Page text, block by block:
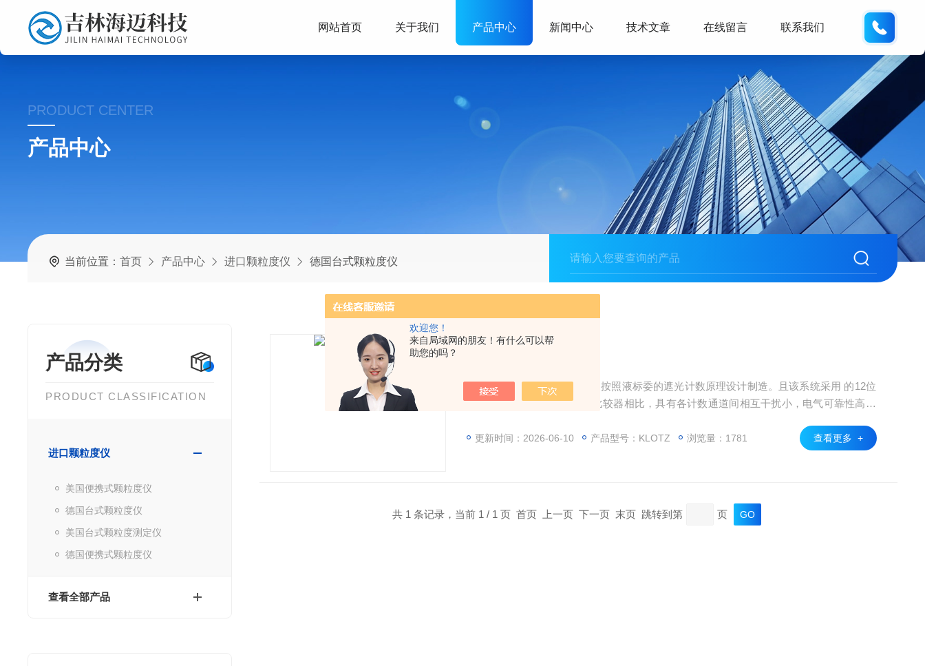
欢迎您！
来自局域网的朋友！有什么可以帮
助您的吗？
网站首页 关于我们 产品中心 新闻中心 技术文章 在线留言 联系我们
PRODUCT CENTER
产品中心
当前位置：首页 产品中心 进口颗粒度仪 德国台式颗粒度仪
产品分类
PRODUCT CLASSIFICATION
进口颗粒度仪
美国便携式颗粒度仪
德国台式颗粒度仪
美国台式颗粒度测定仪
德国便携式颗粒度仪
查看全部产品
【台式激光颗粒度仪特点】 ●按照液标委的遮光计数原理设计制造。且该系统采用 的12位
模数转换技术，与其它模拟比较器相比，具有各计数通道间相互干扰小，电气可靠性高、
更新时间：2026-06-10 产品型号：KLOTZ 浏览量：1781 查看更多 +
共 1 条记录，当前 1 / 1 页 首页 上一页 下一页 末页 跳转到第 页